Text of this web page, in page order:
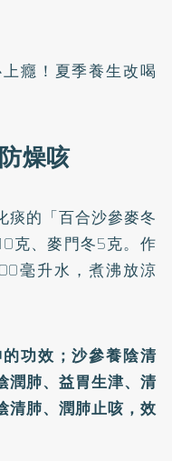
癮！夏季養生改喝
燥咳
痰的「百合沙參麥冬
克、麥門冬5克。作
毫升水，煮沸放涼
功效；沙參養陰清
潤肺、益胃生津、清
清肺、潤肺止咳，效